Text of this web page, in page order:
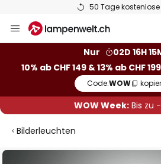
50 Tage kostenlose
Inhalt
Nur
02D 16H
10% ab CHF 149 & 13% ab CHF
Code:WOW
WOW Week:Bis zu
Bilderleuchten
Zum